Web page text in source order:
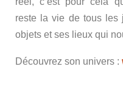
reste la vie de tous les
objets et ses lieux qui
Découvrez son univers :